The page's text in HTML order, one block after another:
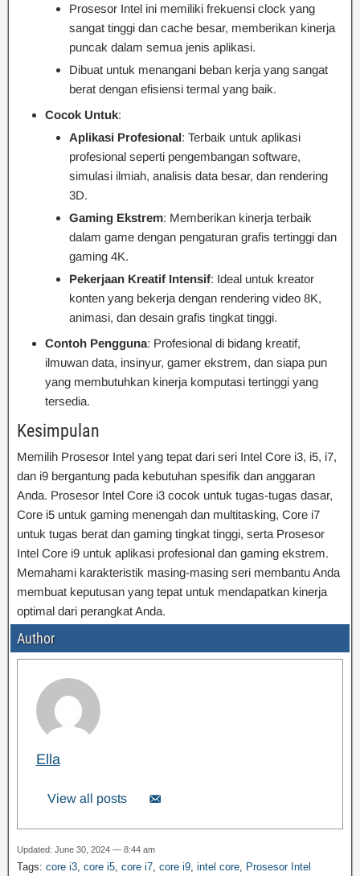
Prosesor Intel ini memiliki frekuensi clock yang
sangat tinggi dan cache besar, memberikan kinerja
puncak dalam semua jenis aplikasi.
Dibuat untuk menangani beban kerja yang sangat
berat dengan efisiensi termal yang baik.
Cocok Untuk:
Aplikasi Profesional: Terbaik untuk aplikasi
profesional seperti pengembangan software,
simulasi ilmiah, analisis data besar, dan rendering
3D.
Gaming Ekstrem: Memberikan kinerja terbaik
dalam game dengan pengaturan grafis tertinggi dan
gaming 4K.
Pekerjaan Kreatif Intensif: Ideal untuk kreator
konten yang bekerja dengan rendering video 8K,
animasi, dan desain grafis tingkat tinggi.
Contoh Pengguna: Profesional di bidang kreatif,
ilmuwan data, insinyur, gamer ekstrem, dan siapa pun
yang membutuhkan kinerja komputasi tertinggi yang
tersedia.
Kesimpulan
Memilih Prosesor Intel yang tepat dari seri Intel Core i3, i5, i7,
dan i9 bergantung pada kebutuhan spesifik dan anggaran
Anda. Prosesor Intel Core i3 cocok untuk tugas-tugas dasar,
Core i5 untuk gaming menengah dan multitasking, Core i7
untuk tugas berat dan gaming tingkat tinggi, serta Prosesor
Intel Core i9 untuk aplikasi profesional dan gaming ekstrem.
Memahami karakteristik masing-masing seri membantu Anda
membuat keputusan yang tepat untuk mendapatkan kinerja
optimal dari perangkat Anda.
Author
Ella
View all posts
Updated: June 30, 2024 — 8:44 am
Tags: core i3, core i5, core i7, core i9, intel core, Prosesor Intel